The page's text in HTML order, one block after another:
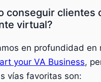
conseguir clientes
virtual?
en profundidad en
your VA Business,
vías favoritas son: